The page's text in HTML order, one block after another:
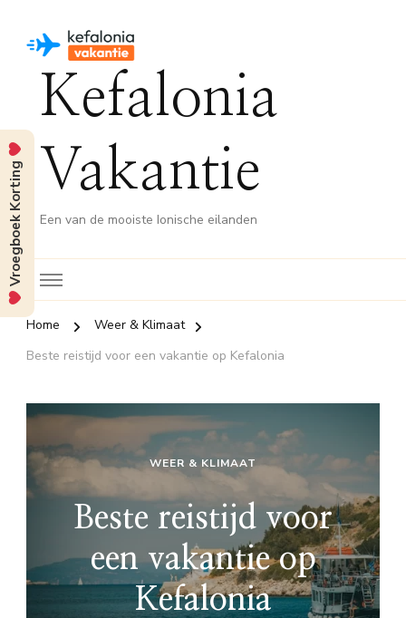
Kefalonia
Vakantie
Een van de mooiste Ionische eilanden
Home
Weer & Klimaat
Beste reistijd voor een vakantie op Kefalonia
WEER & KLIMAAT
Beste reistijd voor
een vakantie op
Kefalonia
Vroegboek Korting